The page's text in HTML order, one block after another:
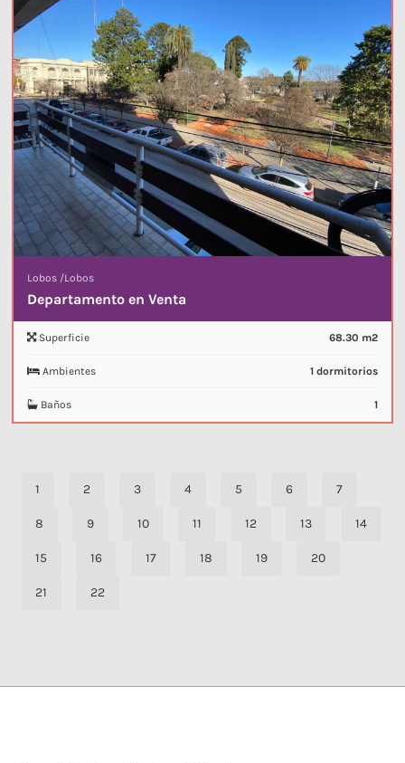
Lobos /Lobos
Departamento en Venta
Superficie 68.30 m2
Ambientes 1 dormitorios
Baños 1
1 2 3 4 5 6 7
8 9 10 11 12 13 14
15 16 17 18 19 20
21 22